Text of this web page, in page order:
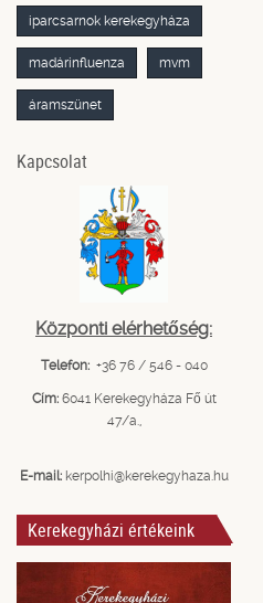
iparcsarnok kerekegyháza
madárinfluenza mvm
áramszünet
Kapcsolat
Központi elérhetőség:
Telefon: +36 76 / 546 - 040
Cím: 6041 Kerekegyháza Fő út
47/a.,
E-mail: kerpolhi@kerekegyhaza.hu
Kerekegyházi értékeink